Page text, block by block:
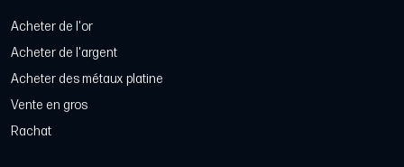
Acheter de l'or
Acheter de l'argent
Acheter des métaux platine
Vente en gros
Rachat